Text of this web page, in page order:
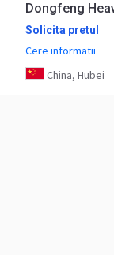
Solicita pretul
Cere informatii
China, Hubei